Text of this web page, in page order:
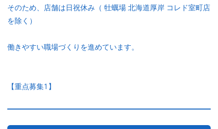
そのため、店舗は日祝休み（ 牡蠣場 北海道厚岸 コレド室町店
を除く）
働きやすい職場づくりを進めています。
【重点募集1】